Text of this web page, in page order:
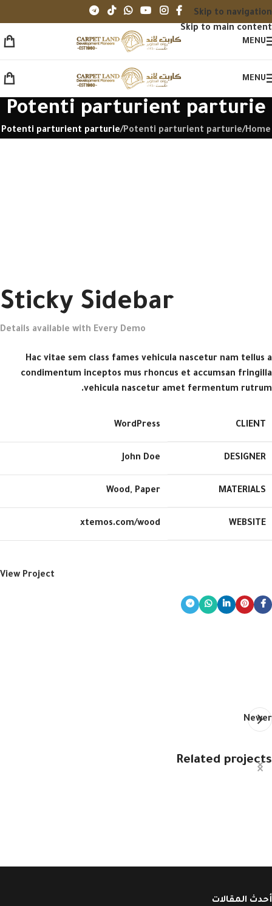
Skip to navigation
Skip to main content
MENU
MENU
Potenti parturient parturie
Home
/
Potenti parturient parturie
/
Potenti parturient parturie
Sticky Sidebar
Details available with Every Demo
Hac vitae sem class fames vehicula nascetur nam tellus a
condimentum inceptos mus rhoncus et accumsan fringilla
vehicula nascetur amet fermentum rutrum.
CLIENT
WordPress
DESIGNER
John Doe
MATERIALS
Wood, Paper
WEBSITE
xtemos.com/wood
View Project
Newer
Related projects
أحدث المقالات